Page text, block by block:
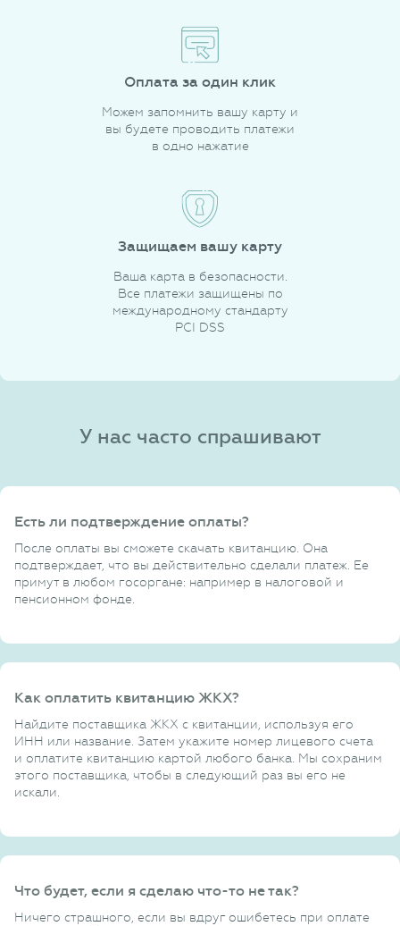
Оплата за один клик
Можем запомнить вашу карту и
вы будете проводить платежи
в одно нажатие
Защищаем вашу карту
Ваша карта в безопасности.
Все платежи защищены по
международному стандарту
PCI DSS
У нас часто спрашивают
Есть ли подтверждение оплаты?
После оплаты вы сможете скачать квитанцию. Она
подтверждает, что вы действительно сделали платеж. Ее
примут в любом госоргане: например в налоговой и
пенсионном фонде.
Как оплатить квитанцию ЖКХ?
Найдите поставщика ЖКХ с квитанции, используя его
ИНН или название. Затем укажите номер лицевого счета
и оплатите квитанцию картой любого банка. Мы сохраним
этого поставщика, чтобы в следующий раз вы его не
искали.
Что будет, если я сделаю что-то не так?
Ничего страшного, если вы вдруг ошибетесь при оплате